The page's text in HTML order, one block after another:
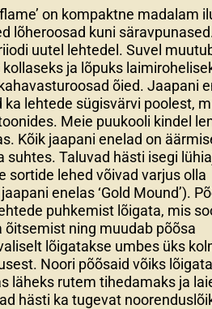
on kompaktne madalam
lõheroosad kuni
uutel lehtedel. Suvel
ja lõpuks
õied. Jaapani
ka lehtede sügisvärvi poolest,
Meie puukooli kindel
Kõik jaapani enelad on
suhtes. Taluvad hästi isegi
sortide lehed võivad varjus olla
enelas ‘Gold Mound’).
puhkemist lõigata, mis
õitsemist ning muudab põõsa
lõigatakse umbes üks
Noori põõsaid võiks lõigata
läheks rutem tihedamaks ja
hästi ka tugevat